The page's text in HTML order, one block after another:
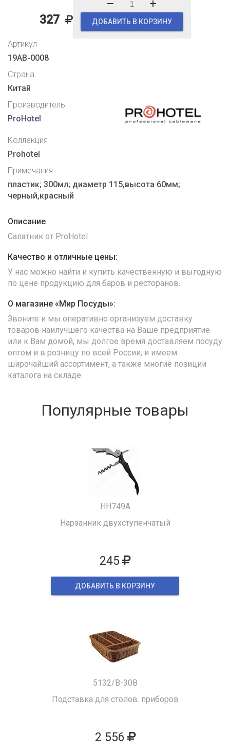
327 ДОБАВИТЬ В КОРЗИНУ
Артикул
19AB-0008
Страна
Китай
Производитель
ProHotel
Коллекция
Prohotel
Примечания
пластик; 300мл; диаметр 115,высота 60мм;
черный,красный
Описание
Салатник от ProHotel
Качество и отличные цены:
У нас можно найти и купить качественную и выгодную
по цене продукцию для баров и ресторанов.
О магазине «Мир Посуды»:
Звоните и мы оперативно организуем доставку
товаров наилучшего качества на Ваше предприятие
или к Вам домой, мы долгое время доставляем посуду
оптом и в розницу по всей России, и имеем
широчайший ассортимент, а также многие позиции
каталога на складе.
Популярные товары
HH749A
Нарзанник двухступенчатый
245
ДОБАВИТЬ В КОРЗИНУ
5132/B-30B
Подставка для столов. приборов
2 556